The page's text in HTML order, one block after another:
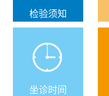
检验须知
坐诊时间